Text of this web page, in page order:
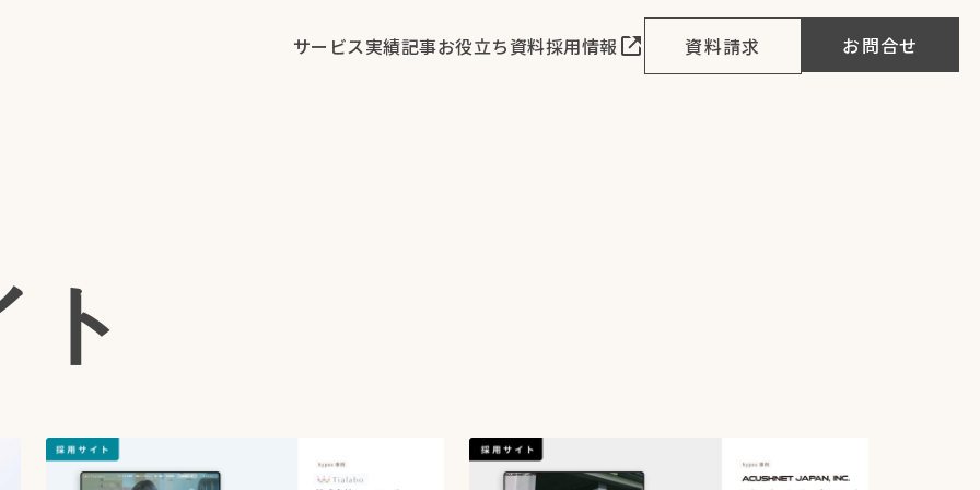
サービス実績記事お役立ち資料採用情報 資料請求 お問合せ
ト